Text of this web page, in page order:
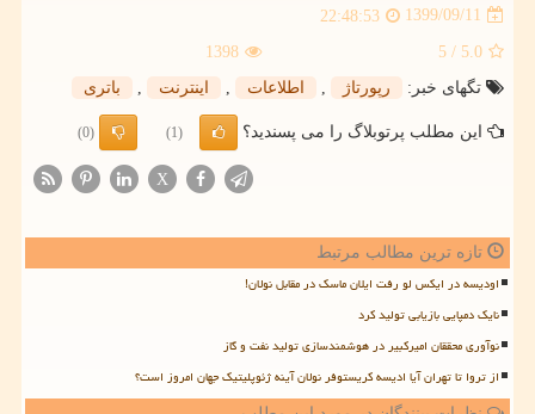
1399/09/11
22:48:53
5.0
/ 5
1398
تگهای خبر:
رپورتاژ اطلاعات اینترنت باتری
این مطلب پرتوبلاگ را می پسندید؟ (1)
(0)
X
تازه ترین مطالب مرتبط
اودیسه در ایکس لو رفت ایلان ماسک در مقابل نولان!
نایک دمپایی بازیابی تولید کرد
نوآوری محققان امیرکبیر در هوشمندسازی تولید نفت و گاز
از تروا تا تهران آیا ادیسه کریستوفر نولان آینه ژئوپلیتیک جهان امروز است؟